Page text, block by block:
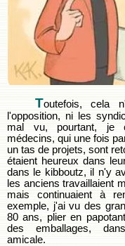
Toutefois, cela
l'opposition, ni les
mal vu, pourtant, je
médecins, qui une fois
un tas de projets, sont
étaient heureux dans
dans le kibboutz, il n'y
les anciens travaillaient
mais continuaient à
exemple, j'ai vu des
80 ans, plier en
des emballages,
amicale.